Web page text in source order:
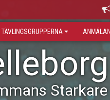
TÄVLINGSGRUPPERNA ANMÄLAN
Starkare